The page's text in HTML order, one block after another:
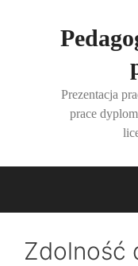
Prezentacja
prace
Zdolność